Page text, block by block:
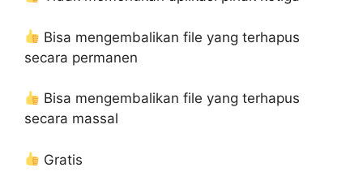
Bisa mengembalikan file yang terhapus
secara permanen
Bisa mengembalikan file yang terhapus
secara massal
Gratis